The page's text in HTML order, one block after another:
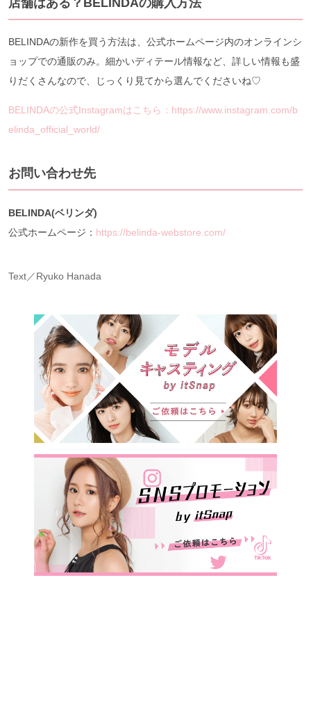
BELINDAの新作を買う方法は、公式ホームページ内のオンラインシ
ョップでの通販のみ。細かいディテール情報など、詳しい情報も盛
りだくさんなので、じっくり見てから選んでくださいね♡
BELINDAの公式Instagramはこちら：https://www.instagram.com/b
elinda_official_world/
お問い合わせ先
BELINDA(ベリンダ)
公式ホームページ： https://belinda-webstore.com/
Text／Ryuko Hanada